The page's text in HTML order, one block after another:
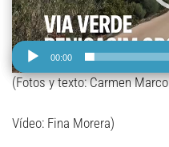
00:00
(Fotos y texto: Carmen Marco
Vídeo: Fina Morera)